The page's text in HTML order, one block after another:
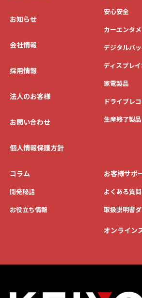
お知らせ
会社情報
採用情報
法人のお客様
お問い合わせ
個人情報保護方針
安心安全
カーエンタメ
デジタルバ
ディスプレ
家電製品
ドライブレ
生産終了製品
コラム
開発秘話
お役立ち情報
お客様サポ
よくある質問
取扱説明書
オンライン